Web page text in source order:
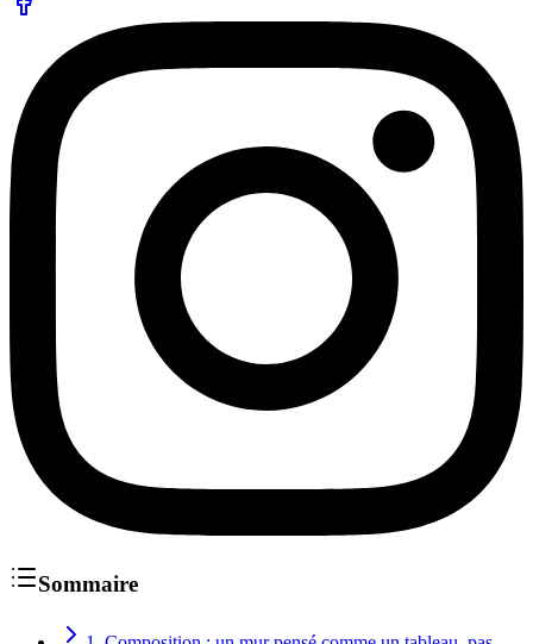
Sommaire